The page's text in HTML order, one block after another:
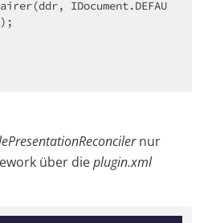
nur
über dieplugin.xml